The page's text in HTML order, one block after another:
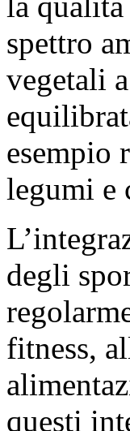
spettro
vegetali
esempio
legumi e
degli
fitness,
questi